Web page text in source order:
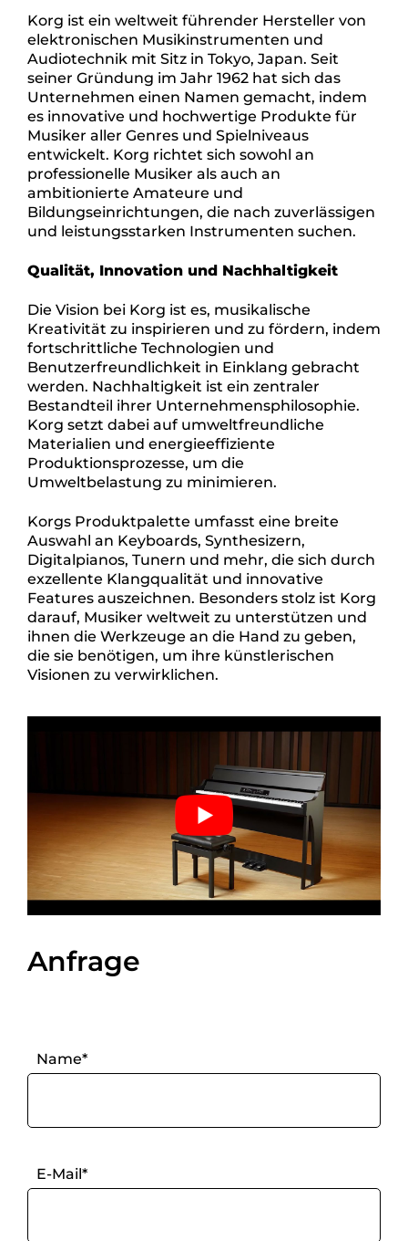
Korg ist ein weltweit führender Hersteller von
elektronischen Musikinstrumenten und
Audiotechnik mit Sitz in Tokyo, Japan. Seit
seiner Gründung im Jahr 1962 hat sich das
Unternehmen einen Namen gemacht, indem
es innovative und hochwertige Produkte für
Musiker aller Genres und Spielniveaus
entwickelt. Korg richtet sich sowohl an
professionelle Musiker als auch an
ambitionierte Amateure und
Bildungseinrichtungen, die nach zuverlässigen
und leistungsstarken Instrumenten suchen.
Qualität, Innovation und Nachhaltigkeit
Die Vision bei Korg ist es, musikalische
Kreativität zu inspirieren und zu fördern, indem
fortschrittliche Technologien und
Benutzerfreundlichkeit in Einklang gebracht
werden. Nachhaltigkeit ist ein zentraler
Bestandteil ihrer Unternehmensphilosophie.
Korg setzt dabei auf umweltfreundliche
Materialien und energieeffiziente
Produktionsprozesse, um die
Umweltbelastung zu minimieren.
Korgs Produktpalette umfasst eine breite
Auswahl an Keyboards, Synthesizern,
Digitalpianos, Tunern und mehr, die sich durch
exzellente Klangqualität und innovative
Features auszeichnen. Besonders stolz ist Korg
darauf, Musiker weltweit zu unterstützen und
ihnen die Werkzeuge an die Hand zu geben,
die sie benötigen, um ihre künstlerischen
Visionen zu verwirklichen.
Anfrage
Name*
E-Mail*